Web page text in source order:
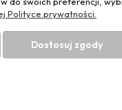
Przechowalnia
Polityce prywatności.
Dostosuj zgody